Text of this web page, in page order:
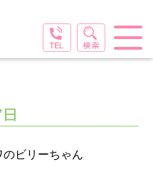
ビリーちゃん